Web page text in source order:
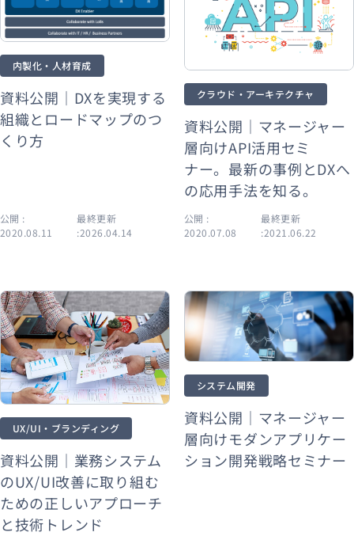
内製化・人材育成
資料公開｜DXを実現する
組織とロードマップのつ
くり方
公開 :
2020.08.11
最終更新
:2026.04.14
クラウド・アーキテクチャ
資料公開｜マネージャー
層向けAPI活用セミ
ナー。最新の事例とDXへ
の応用手法を知る。
公開 :
2020.07.08
最終更新
:2021.06.22
UX/UI・ブランディング
資料公開｜業務システム
のUX/UI改善に取り組む
ための正しいアプローチ
と技術トレンド
システム開発
資料公開｜マネージャー
層向けモダンアプリケー
ション開発戦略セミナー